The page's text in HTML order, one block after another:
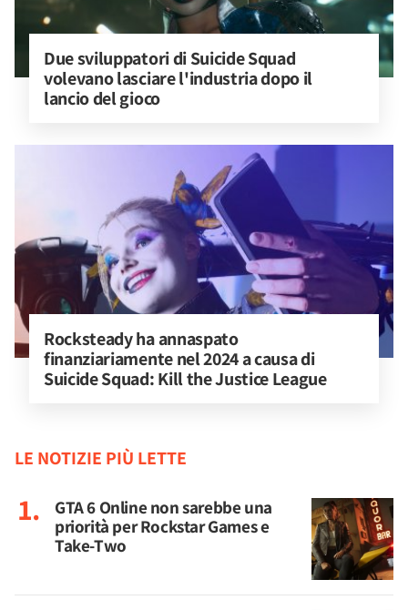
Due sviluppatori di Suicide Squad
volevano lasciare l'industria dopo il
lancio del gioco
Rocksteady ha annaspato
finanziariamente nel 2024 a causa di
Suicide Squad: Kill the Justice League
LE NOTIZIE PIÙ LETTE
GTA 6 Online non sarebbe una
priorità per Rockstar Games e
Take-Two